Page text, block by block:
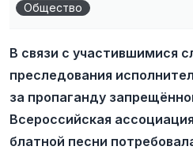
Общество
В связи с участившимися
преследования
за пропаганду
Всероссийская
блатной песни